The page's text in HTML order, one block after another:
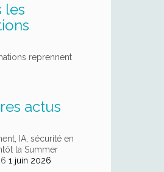
les
reprennent
actus
IA, sécurité en
la Summer
1 juin 2026